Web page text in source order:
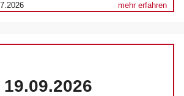
mehr erfahren
19.09.2026